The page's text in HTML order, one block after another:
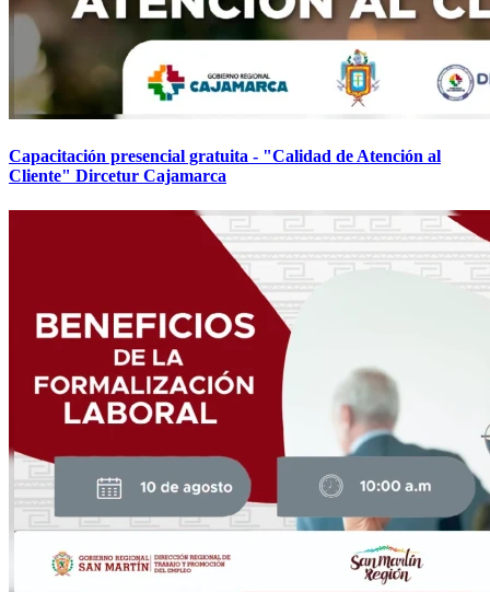
Capacitación presencial gratuita - "Calidad de Atención al
Cliente" Dircetur Cajamarca